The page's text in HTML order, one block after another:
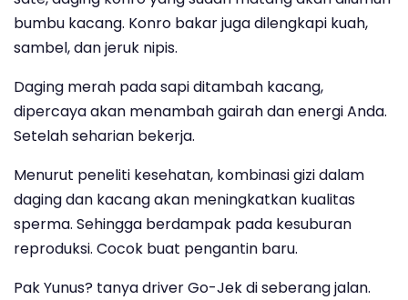
bumbu kacang. Konro bakar juga dilengkapi kuah,
sambel, dan jeruk nipis.
Daging merah pada sapi ditambah kacang,
dipercaya akan menambah gairah dan energi Anda.
Setelah seharian bekerja.
Menurut peneliti kesehatan, kombinasi gizi dalam
daging dan kacang akan meningkatkan kualitas
sperma. Sehingga berdampak pada kesuburan
reproduksi. Cocok buat pengantin baru.
Pak Yunus? tanya driver Go-Jek di seberang jalan.